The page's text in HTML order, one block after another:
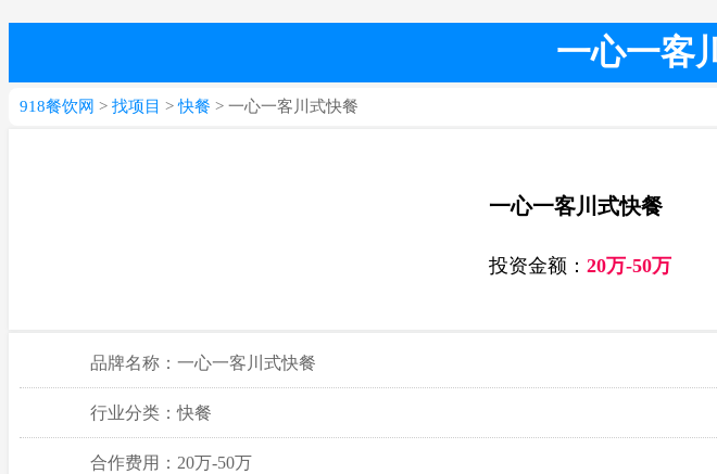
一心一客
918餐饮网 > 找项目 >快餐 > 一心一客川式快餐
一心一客川式快餐
投资金额： 20万-50万
品牌名称：一心一客川式快餐
行业分类：快餐
合作费用：20万-50万